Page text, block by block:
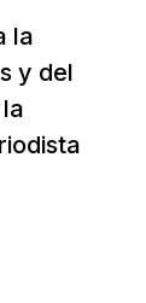
la
y del